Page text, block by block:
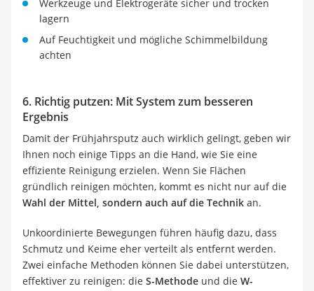
Werkzeuge und Elektrogeräte sicher und trocken
lagern
Auf Feuchtigkeit und mögliche Schimmelbildung
achten
6. Richtig putzen: Mit System zum besseren
Ergebnis
Damit der Frühjahrsputz auch wirklich gelingt, geben wir
Ihnen noch einige Tipps an die Hand, wie Sie eine
effiziente Reinigung erzielen. Wenn Sie Flächen
gründlich reinigen möchten, kommt es nicht nur auf die
Wahl der Mittel, sondern auch auf die Technik an.
Unkoordinierte Bewegungen führen häufig dazu, dass
Schmutz und Keime eher verteilt als entfernt werden.
Zwei einfache Methoden können Sie dabei unterstützen,
effektiver zu reinigen: die S-Methode und die W-